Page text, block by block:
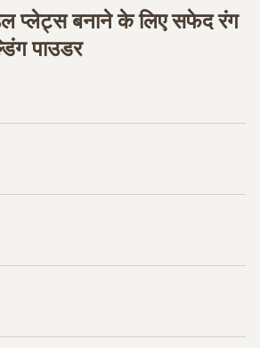
प्लेट्स बनाने के लिए सफेद रंग
पाउडर